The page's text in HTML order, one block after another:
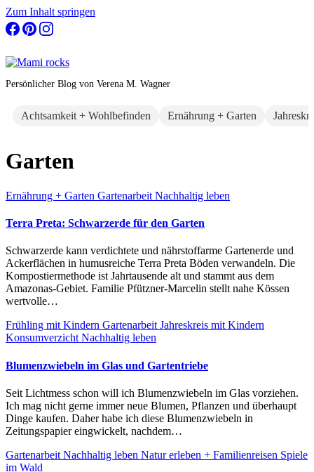
Zum Inhalt springen
Persönlicher Blog von Verena M. Wagner
Achtsamkeit + Wohlbefinden Ernährung + Garten
Garten
Ernährung + Garten Gartenarbeit Nachhaltig leben
Terra Preta: Schwarzerde für den Garten
Schwarzerde kann verdichtete und nährstoffarme Gartenerde und
Ackerflächen in humusreiche Terra Preta Böden verwandeln. Die
Kompostiermethode ist Jahrtausende alt und stammt aus dem
Amazonas-Gebiet. Familie Pfützner-Marcelin stellt nahe Kössen
wertvolle…
Frühling mit Kindern GartenarbeitJahreskreis mit Kindern
KonsumverzichtNachhaltig leben
Blumenzwiebeln im Glas und Gartentriebe
Seit Lichtmess schon will ich Blumenzwiebeln im Glas vorziehen.
Ich mag nicht gerne immer neue Blumen, Pflanzen und überhaupt
Dinge kaufen. Daher habe ich diese Blumenzwiebeln in
Zeitungspapier eingwickelt, nachdem…
Gartenarbeit Nachhaltig leben Natur erleben + Familienreisen Spiele
im Wald